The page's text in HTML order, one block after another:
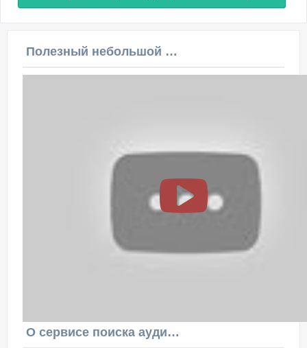
Полезный небольшой видеоурок по этой теме
О сервисе поиска аудитории ВКонтакте